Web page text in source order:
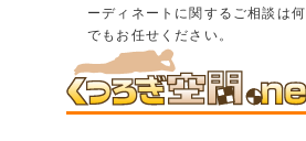
ーディネートに関するご相談は何
でもお任せください。